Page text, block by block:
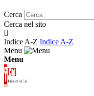
Cerca
Cerca nel sito
Indice A-Z Indice A-Z
Menu
Menu